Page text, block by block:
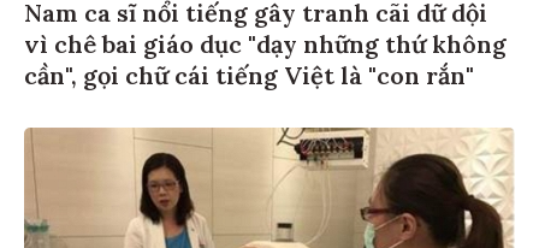
Nam ca sĩ nổi tiếng gây tranh cãi dữ dội
vì chê bai giáo dục "dạy những thứ không
cần", gọi chữ cái tiếng Việt là "con rắn"